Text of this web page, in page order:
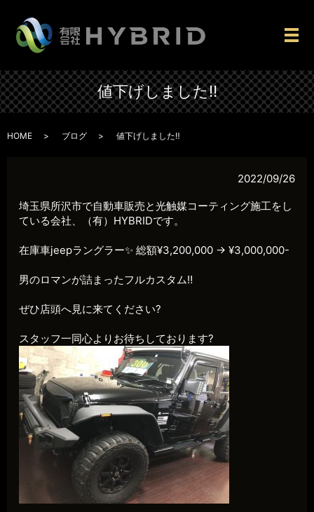
メ
値下げしました‼️
HOME ブログ 値下げしました‼️
2022/09/26
埼玉県所沢市で自動車販売と光触媒コーティング施工をし
ている会社、（有）HYBRIDです。
在庫車jeepラングラー✨ 総額¥3,200,000 → ¥3,000,000-
男のロマンが詰まったフルカスタム‼️
ぜひ店頭へ見に来てください?
スタッフ一同心よりお待ちしております?